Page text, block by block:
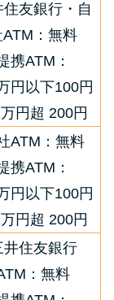
住友銀行・自
ATM：無料
携ATM：
円以下100円
万円超 200円
ATM：無料
携ATM：
円以下100円
万円超 200円
井住友銀行
：無料